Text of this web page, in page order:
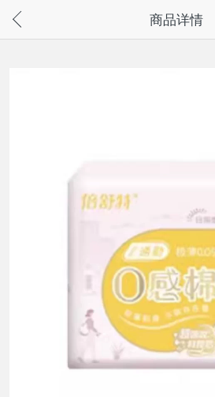
请通过微信或支付宝搜“奇兔客小程序”访问
商品详情